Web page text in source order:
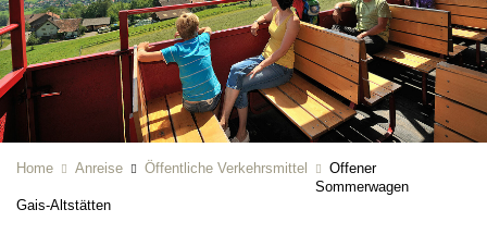
Home Anreise Öffentliche Verkehrsmittel
Offener
Sommerwagen
Gais-Altstätten